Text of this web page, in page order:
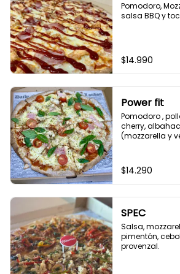
Pomodoro,
salsa BBQ y
$14.990
Power fit
Pomodoro ,
cherry,
(mozzarella y
$14.290
SPEC
Salsa,
pimentón,
provenzal.